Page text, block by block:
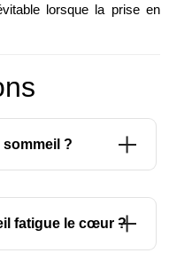
lorsque la prise en
sommeil ?
la nuit reste un
comprendre comment
fatigue le cœur ?